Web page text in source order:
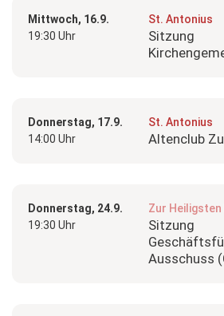
Mittwoch, 16.9.
St. Antonius
19:30 Uhr
Sitzung
Donnerstag, 17.9.
St. Antonius
14:00 Uhr
Altenclub
Donnerstag, 24.9.
Zur
19:30 Uhr
Sitzung
Ausschuss